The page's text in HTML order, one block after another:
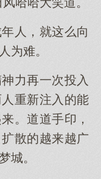
人，就这么向
为难。
力再一次投入
重新注入的能
。道道手印，
散的越来越广
城。